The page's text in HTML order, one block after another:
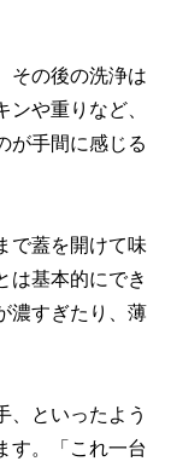
その後の洗浄は
や重りなど、
が手間に感じる
で蓋を開けて味
は基本的にでき
濃すぎたり、薄
、といったよう
す。「これ一台